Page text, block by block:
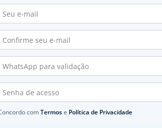
comTermose Política de Privacidade